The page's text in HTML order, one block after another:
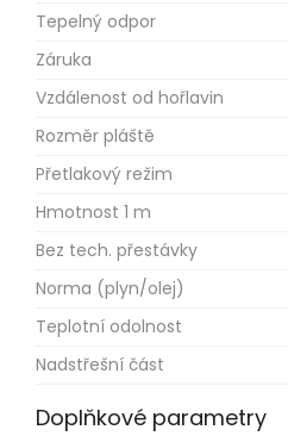
Tepelný odpor
Záruka
Vzdálenost od hořlavin
Rozměr pláště
Přetlakový režim
Hmotnost 1 m
Bez tech. přestávky
Norma (plyn/olej)
Teplotní odolnost
Nadstřešní část
Doplňkové parametry